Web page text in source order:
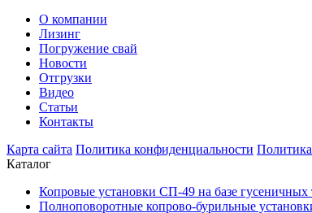
О компании
Лизинг
Погружение свай
Новости
Отгрузки
Видео
Статьи
Контакты
Карта сайта Политика конфиденциальности
Каталог
Копровые установки СП-49 на базе гусеничных
Полноповоротные копрово-бурильные